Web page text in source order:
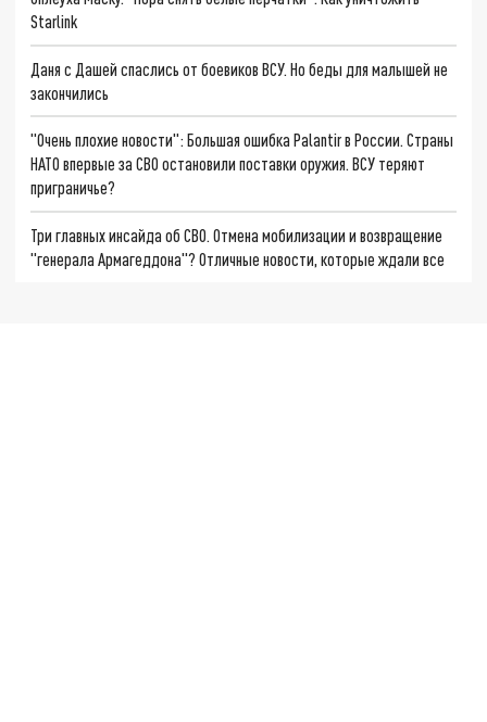
Starlink
Даня с Дашей спаслись от боевиков ВСУ. Но беды для малышей не
закончились
"Очень плохие новости": Большая ошибка Palantir в России. Страны
НАТО впервые за СВО остановили поставки оружия. ВСУ теряют
приграничье?
Три главных инсайда об СВО. Отмена мобилизации и возвращение
"генерала Армагеддона"? Отличные новости, которые ждали все